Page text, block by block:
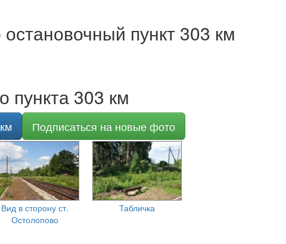
пункт 303 км
пункта 303 км
Подписаться на новые фото
Вид в сторону ст.
Остолопово
Табличка